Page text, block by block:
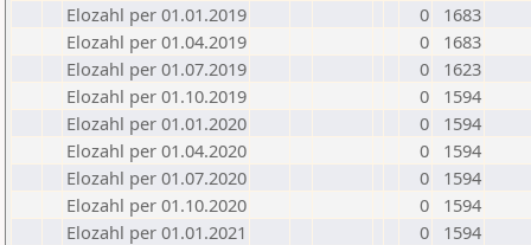
Elozahl per 01.01.2019
0
1683
Elozahl per 01.04.2019
0
1683
Elozahl per 01.07.2019
0
1623
Elozahl per 01.10.2019
0
1594
Elozahl per 01.01.2020
0
1594
Elozahl per 01.04.2020
0
1594
Elozahl per 01.07.2020
0
1594
Elozahl per 01.10.2020
0
1594
Elozahl per 01.01.2021
0
1594